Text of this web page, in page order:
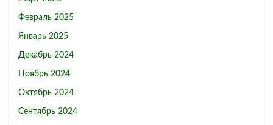
Февраль 2025
Январь 2025
Декабрь 2024
Ноябрь 2024
Октябрь 2024
Сентябрь 2024